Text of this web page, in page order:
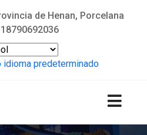
de Henan, Porcelana
idioma predeterminado